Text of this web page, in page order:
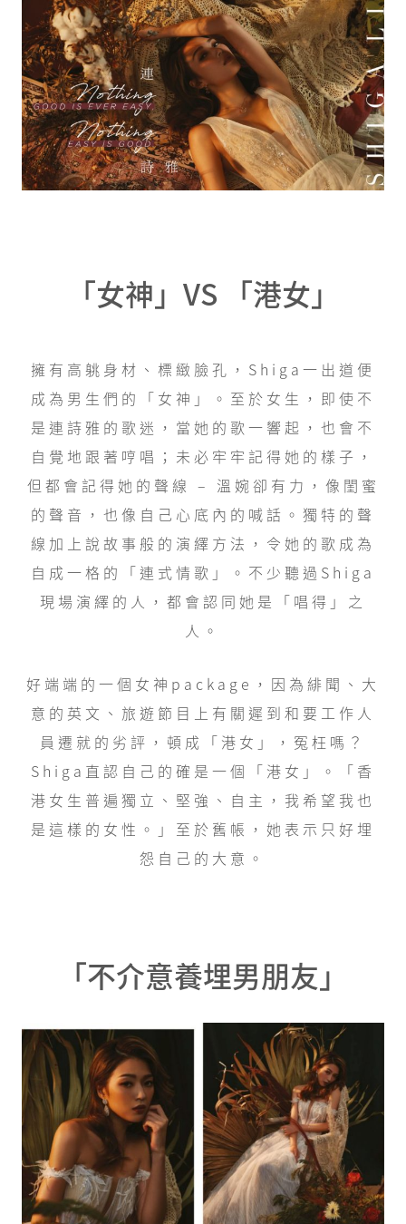
「女神」VS 「港女」
擁有高䠷身材、標緻臉孔，Shiga一出道便
成為男生們的「女神」。至於女生，即使不
是連詩雅的歌迷，當她的歌一響起，也會不
自覺地跟著哼唱；未必牢牢記得她的樣子，
但都會記得她的聲線 – 溫婉卻有力，像閨蜜
的聲音，也像自己心底內的喊話。獨特的聲
線加上說故事般的演繹方法，令她的歌成為
自成一格的「連式情歌」。不少聽過Shiga
現場演繹的人，都會認同她是「唱得」之
人。
好端端的一個女神package，因為緋聞、大
意的英文、旅遊節目上有關遲到和要工作人
員遷就的劣評，頓成「港女」，冤枉嗎？
Shiga直認自己的確是一個「港女」。「香
港女生普遍獨立、堅強、自主，我希望我也
是這樣的女性。」至於舊帳，她表示只好埋
怨自己的大意。
「不介意養埋男朋友」